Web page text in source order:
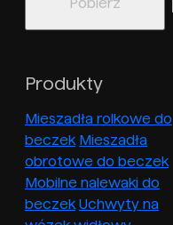
Produkty
Mieszadła rolkowe do
beczek Mieszadła
obrotowe do beczek
Mobilne nalewaki do
beczek Uchwyty na